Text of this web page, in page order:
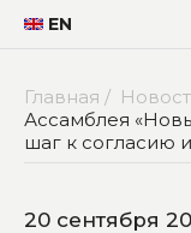
EN
Главная /
Ассамблея
шаг к согласию
20 сентября